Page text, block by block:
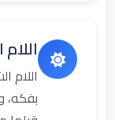
اللام
بفكه،